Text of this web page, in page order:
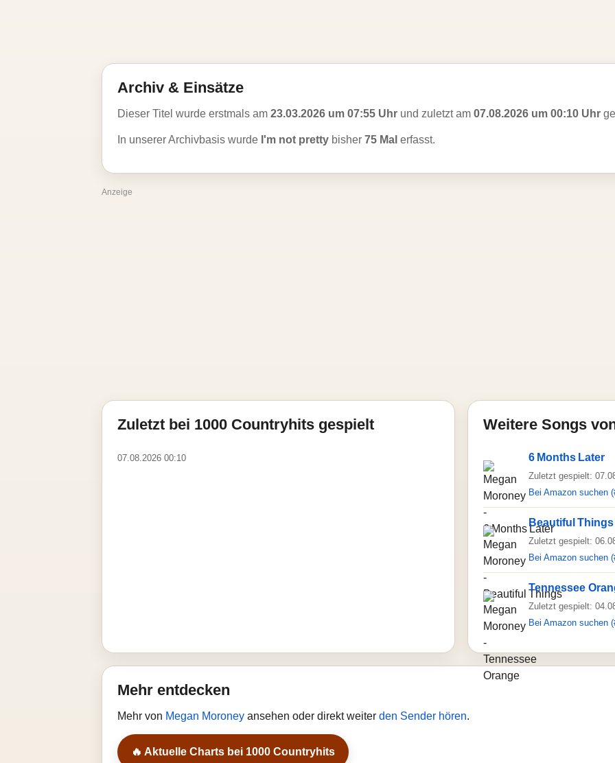
Archiv & Einsätze
Dieser Titel wurde erstmals am 23.03.2026 um 07:55 Uhr und zuletzt am 07.08.2026 um 00:10 Uhr
In unserer Archivbasis wurde I'm not pretty bisher 75 Mal erfasst.
Anzeige
Zuletzt bei 1000 Countryhits gespielt
07.08.2026 00:10
Weitere Songs
6 Months Later
Zuletzt gespielt:
Bei Amazon suchen
Beautiful Things
Zuletzt gespielt:
Bei Amazon suchen
Tennessee
Zuletzt gespielt:
Bei Amazon suchen
Mehr entdecken
Mehr von Megan Moroney ansehen oder direkt weiter den Sender hören.
🔥 Aktuelle Charts bei 1000 Countryhits